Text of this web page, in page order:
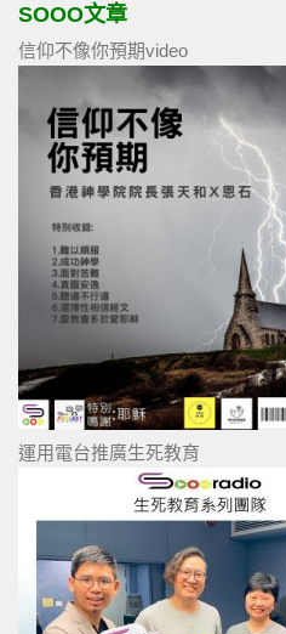
SOOO文章
信仰不像你預期video
運用電台推廣生死教育